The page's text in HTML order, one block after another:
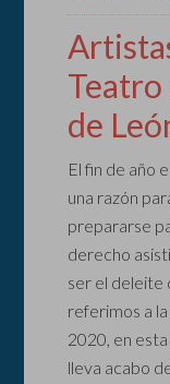
Teatro
de
El fin de año
una razón
prepararse
derecho
ser el deleite
referimos a
2020, en
lleva acabo